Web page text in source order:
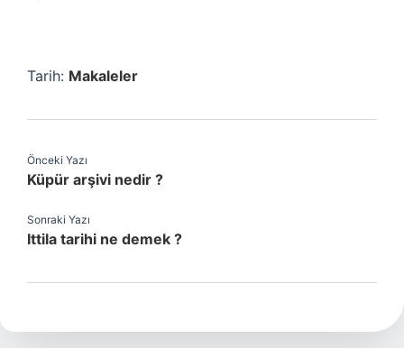
Tarih: Makaleler
Önceki Yazı
Küpür arşivi nedir ?
Sonraki Yazı
Ittila tarihi ne demek ?